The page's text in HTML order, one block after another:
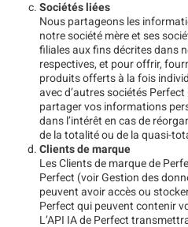
Sociétés liées
Nous partageons les
notre société mère et ses
filiales aux fins décrites dans
respectives, et pour offrir,
produits offerts à la fois
avec d’autres sociétés
partager vos informations
dans l’intérêt en cas de
de la totalité ou de la quasi-
Clients de marque
Les Clients de marque de
Perfect (voir Gestion des
peuvent avoir accès ou
Perfect qui peuvent contenir
L’API IA de Perfect